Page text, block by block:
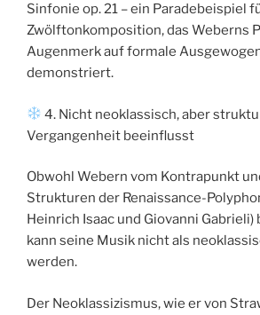
Sinfonie op. 21 – ein Paradebeispiel
Zwölftonkomposition, das Weberns
Augenmerk auf formale
demonstriert.
4. Nicht neoklassisch, aber
Vergangenheit beeinflusst
Obwohl Webern vom Kontrapunkt
Strukturen der Renaissance-
Heinrich Isaac und Giovanni
kann seine Musik nicht als
werden.
Der Neoklassizismus, wie er von